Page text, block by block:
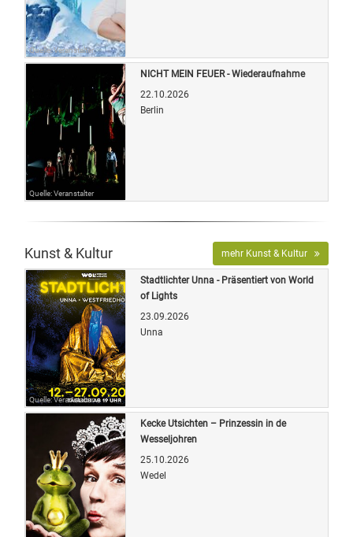
Quelle: Veranstalter
Quelle: Veranstalter
NICHT MEIN FEUER - Wiederaufnahme
22.10.2026
Berlin
Kunst & Kultur mehr Kunst & Kultur
Quelle: Veranstalter
Stadtlichter Unna - Präsentiert von World
of Lights
23.09.2026
Unna
Kecke Utsichten – Prinzessin in de
Wesseljohren
25.10.2026
Wedel